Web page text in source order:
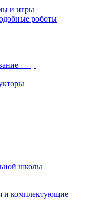
и игры
роботы
школы
и комплектующие